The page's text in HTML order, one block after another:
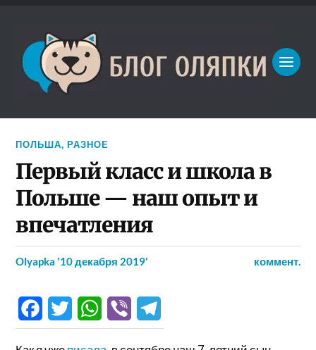
ПОЛЬША,РАЗНОЕ
Первый класс и школа в
Польше — наш опыт и
впечатления
Olyapka '10 декабря 2019' коммент.
FacebookTwitter WhatsApp
Viber